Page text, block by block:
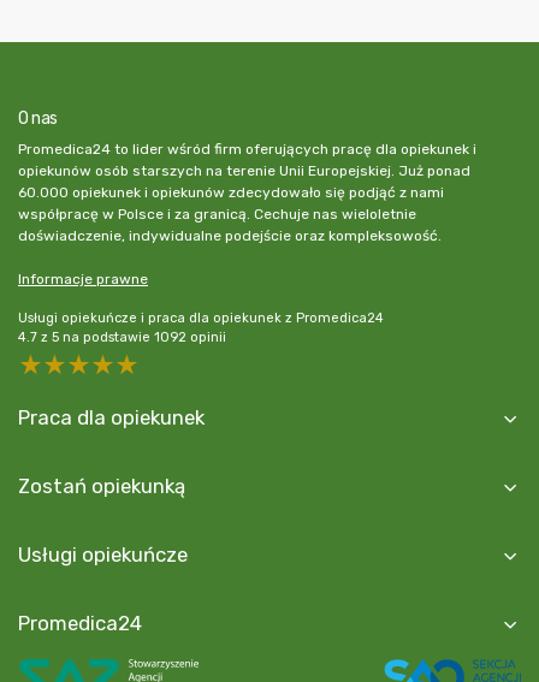
O nas
Promedica24 to lider wśród firm oferujących pracę dla opiekunek i
opiekunów osób starszych na terenie Unii Europejskiej. Już ponad
60.000 opiekunek i opiekunów zdecydowało się podjąć z nami
współpracę w Polsce i za granicą. Cechuje nas wieloletnie
doświadczenie, indywidualne podejście oraz kompleksowość.
Informacje prawne
Usługi opiekuńcze i praca dla opiekunek z Promedica24
4.7 z 5 na podstawie 1092 opinii
5 stars
4 stars
3 stars
2 stars
Praca dla opiekunek
Zostań opiekunką
Usługi opiekuńcze
Promedica24